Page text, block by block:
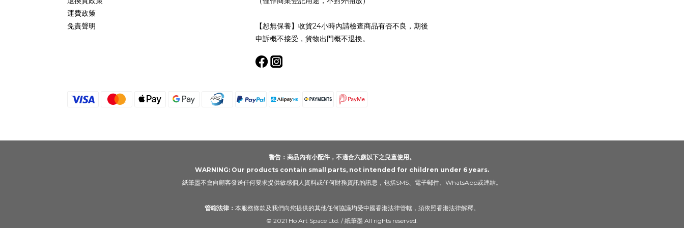
運費政策
免責聲明
【恕無保養】收貨24小時內請檢查商品有否不良，期後
申訴概不接受，貨物出門概不退換。
警告：商品內有小配件，不適合六歲以下之兒童使用。
WARNING: Our products contain small parts, not intended for children under 6 years.
紙筆墨不會向顧客發送任何要求提供敏感個人資料或任何財務資訊的訊息，包括SMS、電子郵件、WhatsApp或連結。
管轄法律： 本服務條款及我們向您提供的其他任何協議均受中國香港法律管轄，須依照香港法律解釋。
© 2021 Ho Art Space Ltd. / 紙筆墨 All rights reserved.